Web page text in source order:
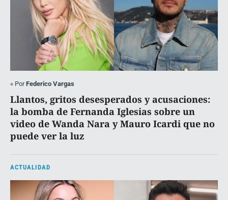
« PorFederico Vargas
Llantos, gritos desesperados y acusaciones:
la bomba de Fernanda Iglesias sobre un
video de Wanda Nara y Mauro Icardi que no
puede ver la luz
ACTUALIDAD